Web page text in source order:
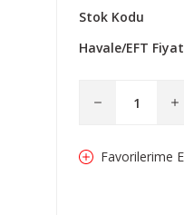
Stok Kodu
Havale/EFT Fiyat